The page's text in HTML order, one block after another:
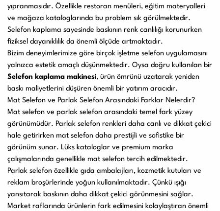
yıpranmasıdır. Özellikle restoran menüleri, eğitim materyalleri
ve mağaza kataloglarında bu problem sık görülmektedir.
Selefon kaplama sayesinde baskının renk canlılığı korunurken
fiziksel dayanıklılık da önemli ölçüde artmaktadır.
Bizim deneyimlerimize göre birçok işletme selefon uygulamasını
yalnızca estetik amaçlı düşünmektedir. Oysa doğru kullanılan bir
Selefon kaplama makinesi, ürün ömrünü uzatarak yeniden
baskı maliyetlerini düşüren önemli bir yatırım aracıdır.
Mat Selefon ve Parlak Selefon Arasındaki Farklar Nelerdir?
Mat selefon ve parlak selefon arasındaki temel fark yüzey
görünümüdür. Parlak selefon renkleri daha canlı ve dikkat çekici
hale getirirken mat selefon daha prestijli ve sofistike bir
görünüm sunar. Lüks kataloglar ve premium marka
çalışmalarında genellikle mat selefon tercih edilmektedir.
Parlak selefon özellikle gıda ambalajları, kozmetik kutuları ve
reklam broşürlerinde yoğun kullanılmaktadır. Çünkü ışığı
yansıtarak baskının daha dikkat çekici görünmesini sağlar.
Market raflarında ürünlerin fark edilmesini kolaylaştıran önemli